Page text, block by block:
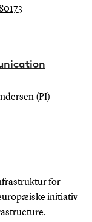
(PI)
for
initiativ